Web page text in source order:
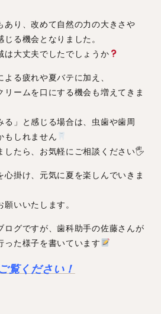
あり、改めて自然の力の大きさや
る機会となりました。
は大丈夫でしたでしょうか
る疲れや夏バテに加え、
リームを口にする機会も増えてきま
る」と感じる場合は、虫歯や歯周
もしれません
したら、お気軽にご相談ください🖐️
心掛け、元気に夏を楽しんでいきま
いいたします。
ログですが、歯科助手の佐藤さんが
った様子を書いています
覧ください！